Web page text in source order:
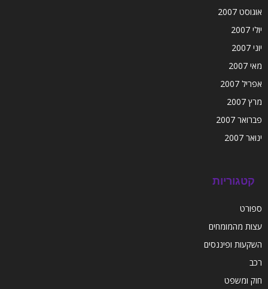
אוגוסט 2007
יולי 2007
יוני 2007
מאי 2007
אפריל 2007
מרץ 2007
פברואר 2007
ינואר 2007
קטגוריות
ספורט
עצות מהמומחים
השקעות ופיננסים
רכב
חוק ומשפט